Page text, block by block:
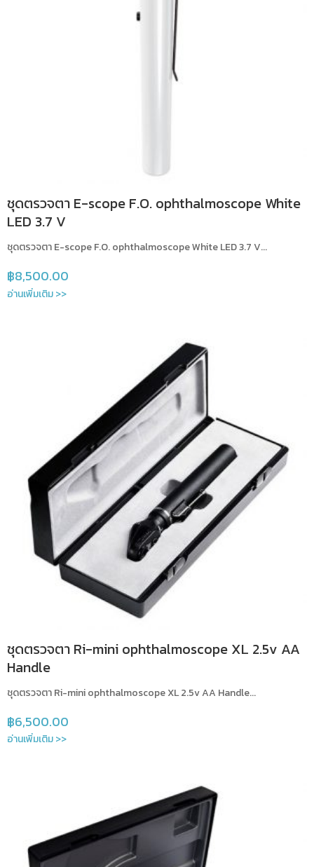
ชุดตรวจตา E-scope F.O. ophthalmoscope White
LED 3.7 V
ชุดตรวจตา E-scope F.O. ophthalmoscope White LED 3.7 V...
฿8,500.00
อ่านเพิ่มเติม >>
ชุดตรวจตา Ri-mini ophthalmoscope XL 2.5v AA
Handle
ชุดตรวจตา Ri-mini ophthalmoscope XL 2.5v AA Handle...
฿6,500.00
อ่านเพิ่มเติม >>